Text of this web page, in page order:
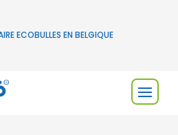
ECOBULLES EN BELGIQUE